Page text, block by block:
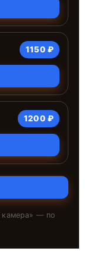
1150 ₽
1200 ₽
камера» — по